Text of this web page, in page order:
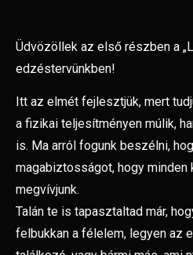
Üdvözöllek az első részben a
edzéstervünkben!
Itt az elmét fejlesztjük, mert
a fizikai teljesítményen múlik,
is. Ma arról fogunk beszélni,
magabiztosságot, hogy minden
megvívjunk.
Talán te is tapasztaltad már,
felbukkan a félelem, legyen az